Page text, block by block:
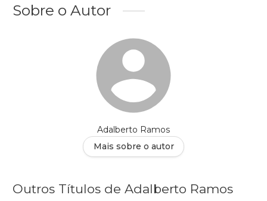
Sobre o Autor
Adalberto Ramos
Mais sobre o autor
Outros Títulos de Adalberto Ramos